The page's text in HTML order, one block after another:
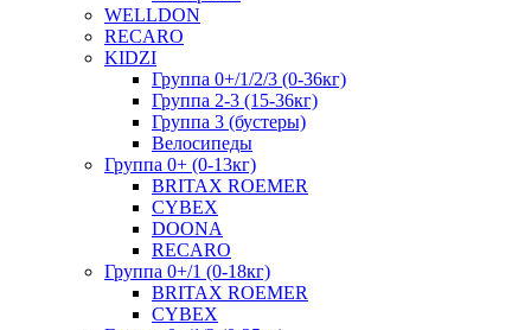
WELLDON
RECARO
KIDZI
Группа 0+/1/2/3 (0-36кг)
Группа 2-3 (15-36кг)
Группа 3 (бустеры)
Велосипеды
Группа 0+ (0-13кг)
BRITAX ROEMER
CYBEX
DOONA
RECARO
Группа 0+/1 (0-18кг)
BRITAX ROEMER
CYBEX